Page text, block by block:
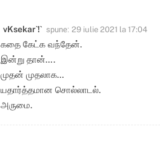
vKsekar`!` spune: 29 iulie 2021 la 17:04
கதை கேட்க வந்தேன்.
இன்று தான்….
முதன் முதலாக…
யதார்த்தமான சொல்லாடல்.
அருமை.